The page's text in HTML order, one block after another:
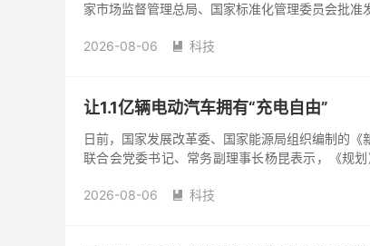
家市场监督管理总局、国家标准化管理委员会批准
2026-08-06  科技
让1.1亿辆电动汽车拥有“充电自由”
日前，国家发展改革委、国家能源局组织编制的
联合会党委书记、常务副理事长杨昆表示，《规
2026-08-06
 科技